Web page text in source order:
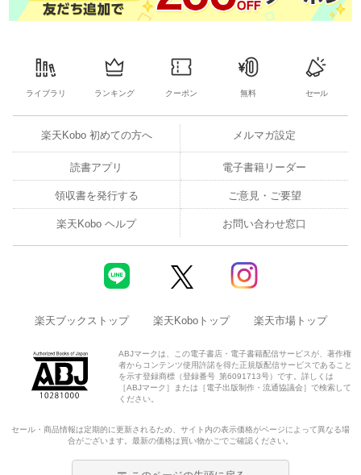
ライブラリ ランキング クーポン 無料 セール
楽天Kobo 初めての方へ メルマガ設定
読書アプリ 電子書籍リーダー
領収書を発行する ご意見・ご要望
楽天Kobo ヘルプ お問い合わせ窓口
楽天ブックストップ 楽天Koboトップ 楽天市場トップ
ABJマークは、この電子書店・電子書籍配信サービスが、著作権
者からコンテンツ使用許諾を得た正規版配信サービスであること
を示す登録商標（登録番号 第6091713号）です。詳しくは
［ABJマーク］または［電子出版制作・流通協議会］で検索して
ください。
セール・商品情報は定期的に更新されるため、サイト内の表示価格がページによって異なる場
合がございます。最新の価格は買い物かごでご確認ください。